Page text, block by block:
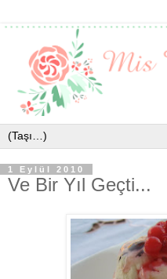
1 Eylül 2010
Ve Bir Yıl Geçti...